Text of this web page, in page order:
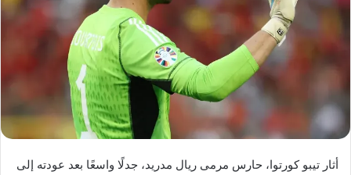
أثار تيبو كورتوا، حارس مرمى ريال مدريد، جدلًا واسعًا بعد عودته إلى